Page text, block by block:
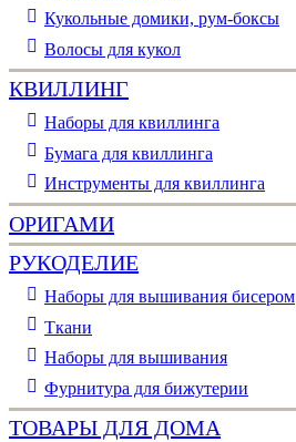
Кукольные домики, рум-боксы
Волосы для кукол
КВИЛЛИНГ
Наборы для квиллинга
Бумага для квиллинга
Инструменты для квиллинга
ОРИГАМИ
РУКОДЕЛИЕ
Наборы для вышивания бисером
Ткани
Наборы для вышивания
Фурнитура для бижутерии
ТОВАРЫ ДЛЯ ДОМА